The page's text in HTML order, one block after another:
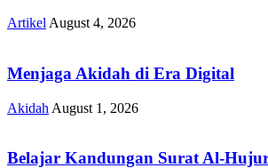
Artikel August 4, 2026
Menjaga Akidah di Era Digital
Akidah August 1, 2026
Belajar Kandungan Surat Al-